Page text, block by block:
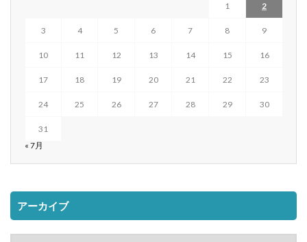
1 2
3 4 5 6 7 8 9
10 11 12 13 14 15 16
17 18 19 20 21 22 23
24 25 26 27 28 29 30
31
« 7月
アーカイブ